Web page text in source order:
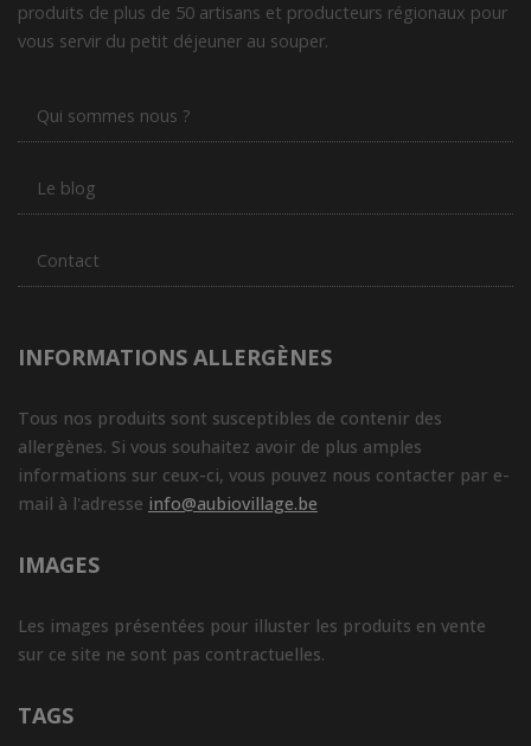
produits de plus de 50 artisans et producteurs régionaux pour
vous servir du petit déjeuner au souper.
Qui sommes nous ?
Le blog
Contact
INFORMATIONS ALLERGÈNES
Tous nos produits sont susceptibles de contenir des
allergènes. Si vous souhaitez avoir de plus amples
informations sur ceux-ci, vous pouvez nous contacter par e-
mail à l'adresse info@aubiovillage.be
IMAGES
Les images présentées pour illuster les produits en vente
sur ce site ne sont pas contractuelles.
TAGS